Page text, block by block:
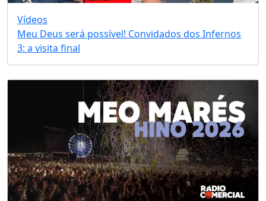
Vídeos
Meu Deus será possível! Convidados dos Infernos
3: a visita final